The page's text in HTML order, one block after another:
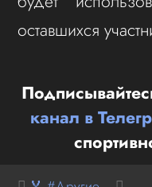
оставшихся
канал в